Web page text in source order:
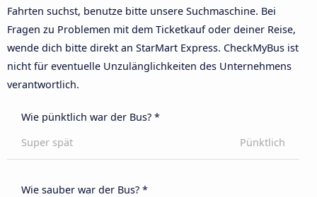
Fahrten suchst, benutze bitte unsere Suchmaschine. Bei
Fragen zu Problemen mit dem Ticketkauf oder deiner Reise,
wende dich bitte direkt an StarMart Express. CheckMyBus ist
nicht für eventuelle Unzulänglichkeiten des Unternehmens
verantwortlich.
Wie pünktlich war der Bus? *
Super spät
Pünktlich
Wie sauber war der Bus? *